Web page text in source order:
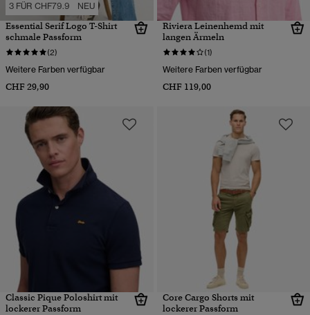
3 FÜR CHF79.9 NEU
Essential Serif Logo T-Shirt
schmale Passform
(2)
Weitere Farben verfügbar
CHF 29,90
Riviera Leinenhemd mit
langen Ärmeln
(1)
Weitere Farben verfügbar
CHF 119,00
Classic Pique Poloshirt mit
lockerer Passform
Core Cargo Shorts mit
lockerer Passform